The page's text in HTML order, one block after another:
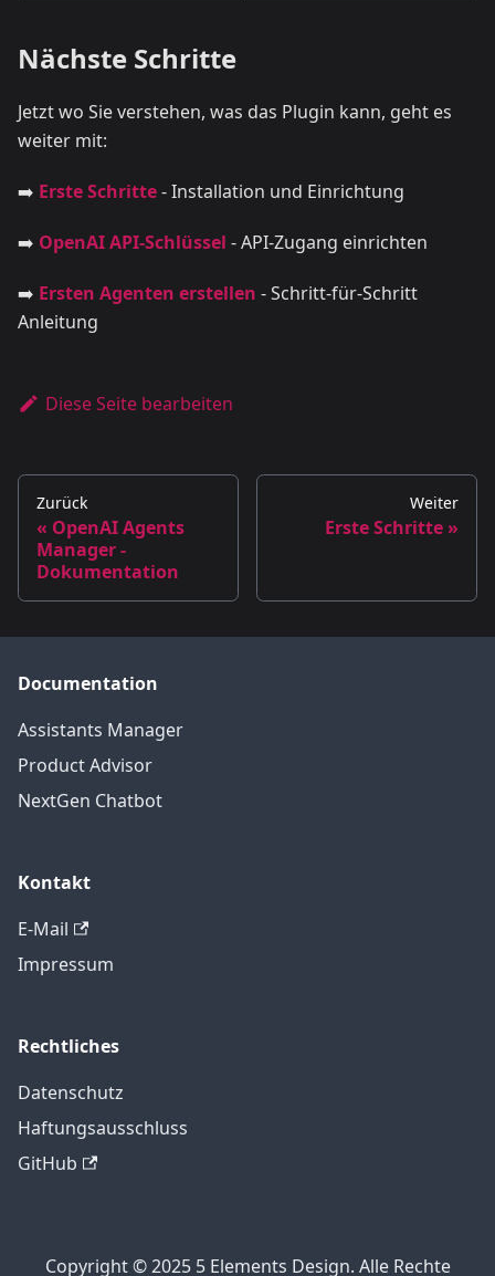
Nächste Schritte
Jetzt wo Sie verstehen, was das Plugin kann, geht es
weiter mit:
➡️ Erste Schritte- Installation und Einrichtung
➡️ OpenAI API-Schlüssel - API-Zugang einrichten
➡️ Ersten Agenten erstellen - Schritt-für-Schritt
Anleitung
Diese Seite bearbeiten
Zurück
OpenAI Agents
Manager -
Dokumentation
Weiter
Erste Schritte
Documentation
Assistants Manager
Product Advisor
NextGen Chatbot
Kontakt
E-Mail
Impressum
Rechtliches
Datenschutz
Haftungsausschluss
GitHub
Copyright © 2025 5 Elements Design. Alle Rechte